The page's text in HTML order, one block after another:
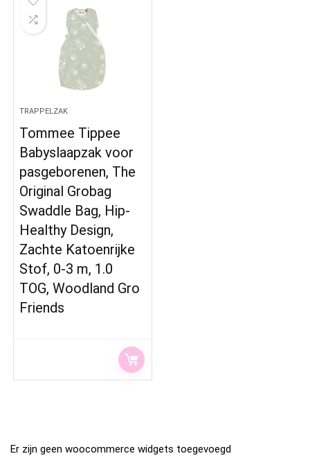
TRAPPELZAK
Tommee Tippee
Babyslaapzak voor
pasgeborenen, The
Original Grobag
Swaddle Bag, Hip-
Healthy Design,
Zachte Katoenrijke
Stof, 0-3 m, 1.0
TOG, Woodland Gro
Friends
Er zijn geen woocommerce widgets toegevoegd